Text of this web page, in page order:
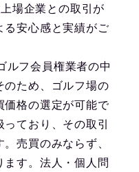
場企業との取引が
る安心感と実績がご
ルフ会員権業者の中
のため、ゴルフ場の
価格の選定が可能で
ており、その取引
売買のみならず、
す。法人・個人問